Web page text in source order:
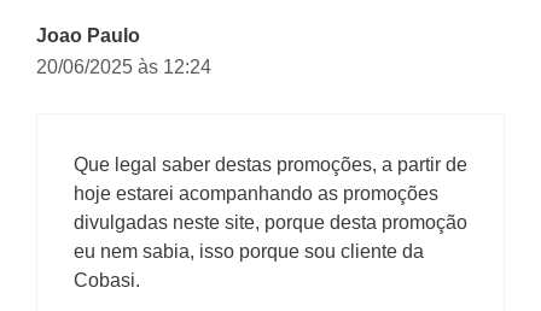
Joao Paulo
20/06/2025 às 12:24
Que legal saber destas promoções, a partir de
hoje estarei acompanhando as promoções
divulgadas neste site, porque desta promoção
eu nem sabia, isso porque sou cliente da
Cobasi.